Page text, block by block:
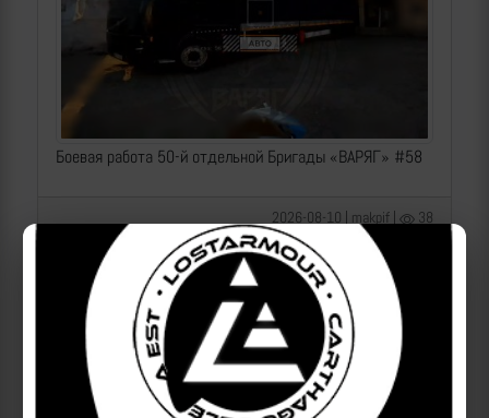
Боевая работа 50-й отдельной Бригады «ВАРЯГ» #58
2026-08-10 | makpif | 38